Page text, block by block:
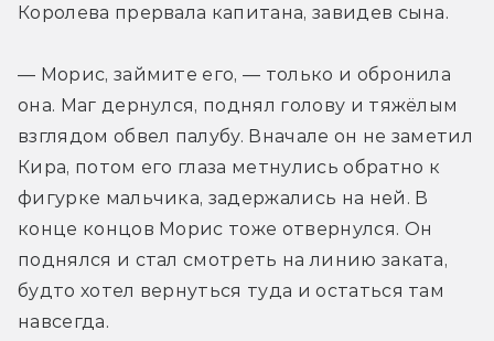
Королева прервала капитана, завидев сына.
— Морис, займите его, — только и обронила
она. Маг дернулся, поднял голову и тяжёлым
взглядом обвел палубу. Вначале он не заметил
Кира, потом его глаза метнулись обратно к
фигурке мальчика, задержались на ней. В
конце концов Морис тоже отвернулся. Он
поднялся и стал смотреть на линию заката,
будто хотел вернуться туда и остаться там
навсегда.